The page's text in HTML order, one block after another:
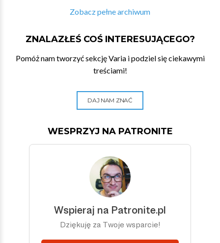
Zobacz pełne archiwum
ZNALAZŁEŚ COŚ INTERESUJĄCEGO?
Pomóż nam tworzyć sekcję Varia i podziel się ciekawymi
treściami!
DAJ NAM ZNAĆ
WESPRZYJ NA PATRONITE